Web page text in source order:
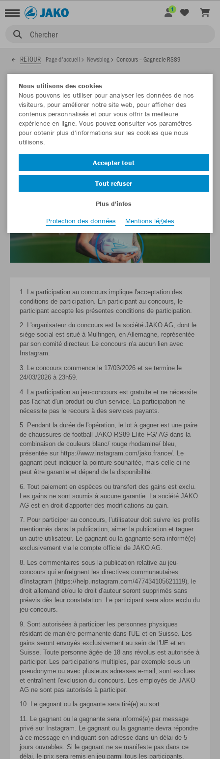
Chercher
1
RETOUR Page d'accueil Newsblog Concours – Gagnez le RS89
Concours – Gagnez le RS89
Les conditions de participation suivantes s'appliquent :
1. La participation au concours implique l'acceptation des
conditions de participation. En participant au concours, le
participant accepte les présentes conditions de participation.
2. L'organisateur du concours est la société JAKO AG, dont le
siège social est situé à Mulfingen, en Allemagne, représentée
par son comité directeur. Le concours n'a aucun lien avec
Instagram.
3. Le concours commence le 17/03/2026 et se termine le
24/03/2026 à 23h59.
4. La participation au jeu-concours est gratuite et ne nécessite
pas l'achat d'un produit ou d'un service. La participation ne
nécessite pas le recours à des services payants.
5. Pendant la durée de l'opération, le lot à gagner est une paire
de chaussures de football JAKO RS89 Elite FG/ AG dans la
combinaison de couleurs blanc/ rouge rhodamine/ bleu,
présentée sur https://www.instagram.com/jako.france/. Le
gagnant peut indiquer la pointure souhaitée, mais celle-ci ne
peut être garantie et dépend de la disponibilité.
6. Tout paiement en espèces ou transfert des gains est exclu.
Les gains ne sont soumis à aucune garantie. La société JAKO
AG est en droit d'apporter des modifications au gain.
7. Pour participer au concours, l'utilisateur doit suivre les profils
mentionnés dans la publication, aimer la publication et taguer
un autre utilisateur. Le gagnant ou la gagnante sera informé(e)
exclusivement via le compte officiel de JAKO AG.
8. Les commentaires sous la publication relative au jeu-
concours qui enfreignent les directives communautaires
d'Instagram (https://help.instagram.com/477434105621119), le
droit allemand et/ou le droit d'auteur seront supprimés sans
préavis dès leur constatation. Le participant sera alors exclu du
jeu-concours.
9. Sont autorisées à participer les personnes physiques
résidant de manière permanente dans l'UE et en Suisse. Les
gains seront envoyés exclusivement au sein de l'UE et en
Suisse. Toute personne âgée de 18 ans révolus est autorisée à
participer. Les participations multiples, par exemple sous un
pseudonyme ou avec plusieurs adresses e-mail, sont exclues
et entraînent l'exclusion du concours. Les employés de JAKO
AG ne sont pas autorisés à participer.
10. Le gagnant ou la gagnante sera tiré(e) au sort.
11. Le gagnant ou la gagnante sera informé(e) par message
privé sur Instagram. Le gagnant ou la gagnante devra répondre
à ce message en indiquant son adresse dans un délai de 5
jours ouvrables. Si le gagnant ne se manifeste pas dans ce
délai, le prix sera remis en jeu parmi tous les participants.
Nous utilisons des cookies
Nous pouvons les utiliser pour analyser les données de nos
visiteurs, pour améliorer notre site web, pour afficher des
contenus personnalisés et pour vous offrir la meilleure
expérience en ligne. Vous pouvez consulter vos paramètres
pour obtenir plus d'informations sur les cookies que nous
utilisons.
Accepter tout
Tout refuser
Plus d'infos
Protection des données
Mentions légales